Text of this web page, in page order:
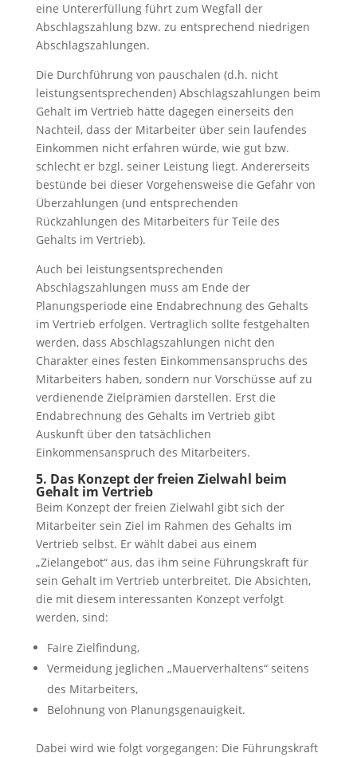
eine Untererfüllung führt zum Wegfall der
Abschlagszahlung bzw. zu entsprechend niedrigen
Abschlagszahlungen.
Die Durchführung von pauschalen (d.h. nicht
leistungsentsprechenden) Abschlagszahlungen beim
Gehalt im Vertrieb hätte dagegen einerseits den
Nachteil, dass der Mitarbeiter über sein laufendes
Einkommen nicht erfahren würde, wie gut bzw.
schlecht er bzgl. seiner Leistung liegt. Andererseits
bestünde bei dieser Vorgehensweise die Gefahr von
Überzahlungen (und entsprechenden
Rückzahlungen des Mitarbeiters für Teile des
Gehalts im Vertrieb).
Auch bei leistungsentsprechenden
Abschlagszahlungen muss am Ende der
Planungsperiode eine Endabrechnung des Gehalts
im Vertrieb erfolgen. Vertraglich sollte festgehalten
werden, dass Abschlagszahlungen nicht den
Charakter eines festen Einkommensanspruchs des
Mitarbeiters haben, sondern nur Vorschüsse auf zu
verdienende Zielprämien darstellen. Erst die
Endabrechnung des Gehalts im Vertrieb gibt
Auskunft über den tatsächlichen
Einkommensanspruch des Mitarbeiters.
5. Das Konzept der freien Zielwahl beim
Gehalt im Vertrieb
Beim Konzept der freien Zielwahl gibt sich der
Mitarbeiter sein Ziel im Rahmen des Gehalts im
Vertrieb selbst. Er wählt dabei aus einem
„Zielangebot“ aus, das ihm seine Führungskraft für
sein Gehalt im Vertrieb unterbreitet. Die Absichten,
die mit diesem interessanten Konzept verfolgt
werden, sind:
Faire Zielfindung,
Vermeidung jeglichen „Mauerverhaltens“ seitens
des Mitarbeiters,
Belohnung von Planungsgenauigkeit.
Dabei wird wie folgt vorgegangen: Die Führungskraft